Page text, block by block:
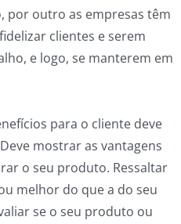
por outro as empresas têm
clientes e serem
e logo, se manterem em
para o cliente deve
mostrar as vantagens
o seu produto. Ressaltar
melhor do que a do seu
se o seu produto ou